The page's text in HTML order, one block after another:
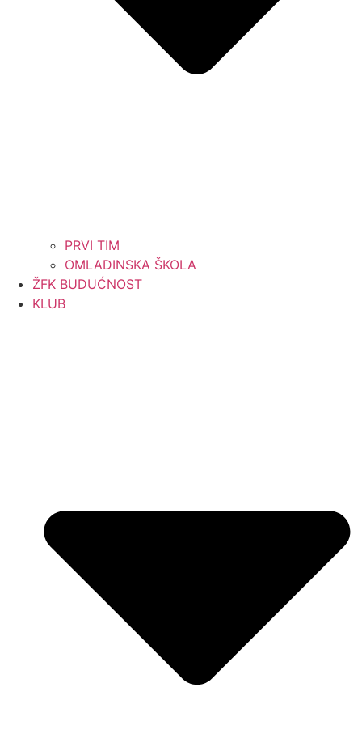
PRVI TIM
OMLADINSKA ŠKOLA
ŽFK BUDUĆNOST
KLUB